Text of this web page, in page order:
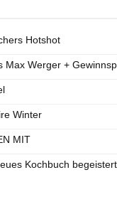
Hotshot
Max Werger +
Winter
MIT
Kochbuch begeistert